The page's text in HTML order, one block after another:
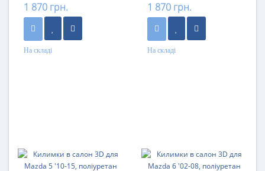
1 870 грн.
На складі
1 870 грн.
На складі